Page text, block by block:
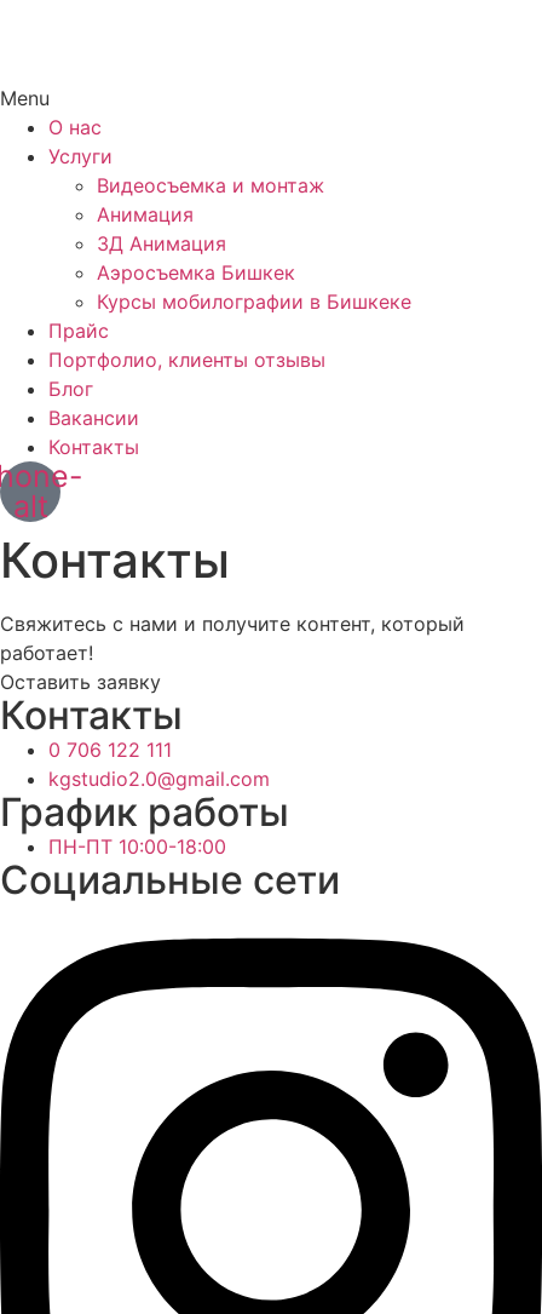
Menu
О нас
Услуги
Видеосъемка и монтаж
Анимация
3Д Анимация
Аэросъемка Бишкек
Курсы мобилографии в Бишкеке
Прайс
Портфолио, клиенты отзывы
Блог
Вакансии
Контакты
alt
Контакты
Свяжитесь с нами и получите контент, который
работает!
Оставить заявку
Контакты
0 706 122 111
kgstudio2.0@gmail.com
График работы
ПН-ПТ 10:00-18:00
Социальные сети